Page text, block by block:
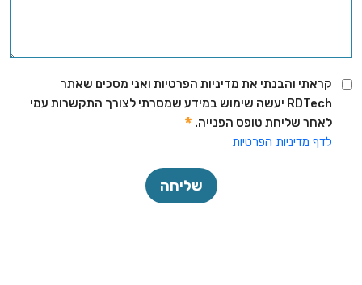
קראתי והבנתי את מדיניות הפרטיות ואני מסכים שאתר
RDTech יעשה שימוש במידע שמסרתי לצורך התקשרות עמי
לאחר שליחת טופס הפנייה.
לדף מדיניות הפרטיות
שליחה